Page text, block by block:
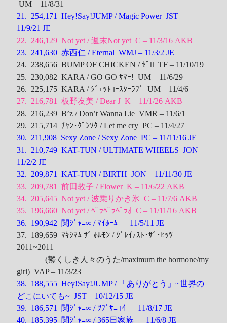
UM – 11/8/31
21. 254,171 Hey!Say!JUMP / Magic Power JST –
11/9/21JE
22. 246,129 Not yet / 週末Not yet C – 11/3/16 AKB
23. 241,630 赤西仁 / Eternal WMJ – 11/3/2JE
24. 238,656 BUMP OF CHICKEN / ｾﾞﾛ TF – 11/10/19
25. 230,082 KARA / GO GO ｻﾏｰ! UM – 11/6/29
26. 225,175 KARA / ｼﾞｪｯﾄｺｰｽﾀｰﾗﾌﾞ UM – 11/4/6
27. 216,781 板野友美 / Dear J K – 11/1/26 AKB
28. 216,239 B’z / Don’t Wanna Lie VMR – 11/6/1
29. 215,714 ﾁｬﾝ･ｸﾞﾝｿｸ / Let me cry PC – 11/4/27
30. 211,908 Sexy Zone / Sexy Zone PC – 11/11/16JE
31. 210,749 KAT-TUN / ULTIMATE WHEELS JON –
11/2/2JE
32. 209,871 KAT-TUN / BIRTH JON – 11/11/30JE
33. 209,781 前田敦子 / Flower K – 11/6/22 AKB
34. 205,645 Not yet / 波乗りかき氷 C – 11/7/6 AKB
35. 196,660 Not yet / ﾍﾟﾗﾍﾟﾗﾍﾟﾗｵ C – 11/11/16 AKB
36. 190,942 関ｼﾞｬﾆ∞ / ﾏｲﾎｰﾑ – 11/5/11 JE
37. 189,659 ﾏｷｼﾏﾑ ｻﾞ ﾎﾙﾓﾝ / ｸﾞﾚｲﾃｽﾄ･ｻﾞ･ﾋｯﾂ
2011~2011
(鬱くしき人々のうた/maximum the hormone/my
girl) VAP – 11/3/23
38. 188,555 Hey!Say!JUMP / 「ありがとう」~世界の
どこにいても~ JST – 10/12/15 JE
39. 186,571 関ｼﾞｬﾆ∞ / ﾂﾌﾞｻﾆｺｲ – 11/8/17 JE
40. 185,395 関ｼﾞｬﾆ∞ / 365日家族 – 11/6/8 JE